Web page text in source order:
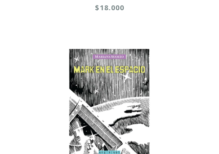
$18.000